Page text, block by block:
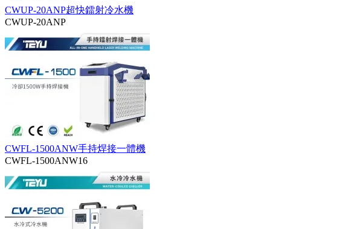
CWUP-20ANP超快鐳射冷水機
CWUP-20ANP
CWFL-1500ANW手持焊接一體機
CWFL-1500ANW16